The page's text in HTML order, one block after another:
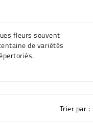
fleurs souvent
de variétés
Trier par :